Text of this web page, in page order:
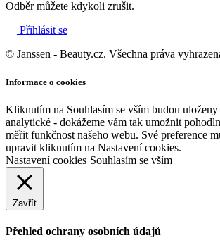
Odběr můžete kdykoli zrušit.
Přihlásit se
© Janssen - Beauty.cz. Všechna práva
Informace o cookies
Kliknutím na Souhlasím se vším budou
analytické - dokážeme vám tak umožnit
měřit funkčnost našeho webu. Své preference
upravit kliknutím na Nastavení cookies.
Nastavení cookies Souhlasím se vším
Zavřít
Přehled ochrany osobních údajů